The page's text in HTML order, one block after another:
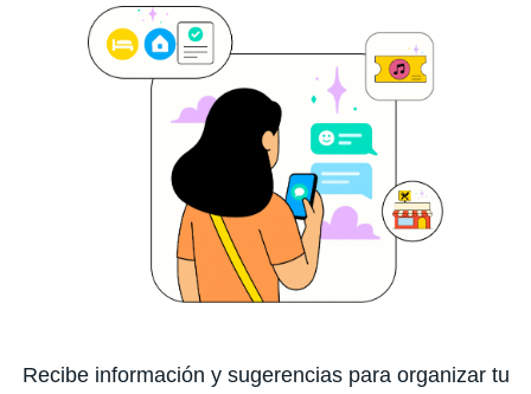
Recibe información y sugerencias para organizar tu